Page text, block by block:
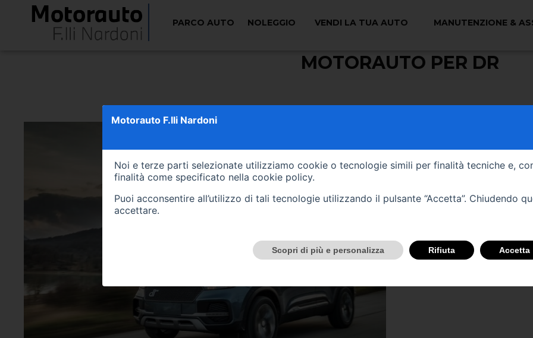
PARCO AUTO NOLEGGIO VENDI LA TUA AUTO MANUTENZIONE &
< Torna indietro
MOTORAUTO PER DR
Da noi potrai trovare
gamma selezionata e
tua scelta e consigliare al
vantaggiose. I nostri
Motorauto F.lli Nardoni
Noi e terze parti selezionate utilizziamo cookie o tecnologie simili per finalità tecniche e,
finalità come specificato nella cookie policy.
Puoi acconsentire all’utilizzo di tali tecnologie utilizzando il pulsante “Accetta”. Chiudendo
accettare.
Scopri di più e personalizza Rifiuta Accetta